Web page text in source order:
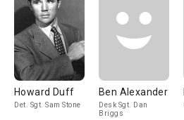
Howard Duff
Det. Sgt. Sam Stone
Ben Alexander
Desk Sgt. Dan
Briggs